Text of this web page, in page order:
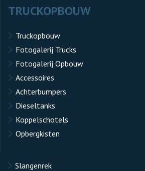
TRUCKOPBOUW
Truckopbouw
Fotogalerij Trucks
Fotogalerij Opbouw
Accessoires
Achterbumpers
Dieseltanks
Koppelschotels
Opbergkisten
Slangenrek